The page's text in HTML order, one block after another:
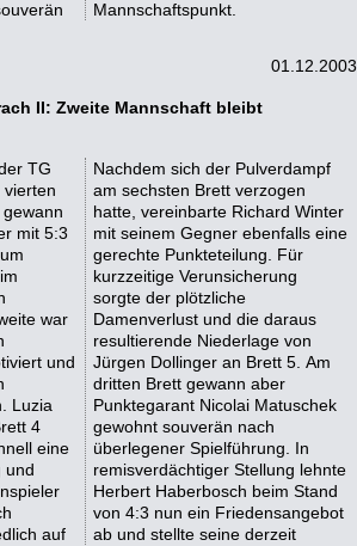
Mannschaftspunkt.
01.12.2003
II: Zweite Mannschaft bleibt
TG
vierten
mit 5:3
war
und
Luzia
4
eine
und
auf
Winter
eine
daraus
5. Am
In
Stand
derzeit